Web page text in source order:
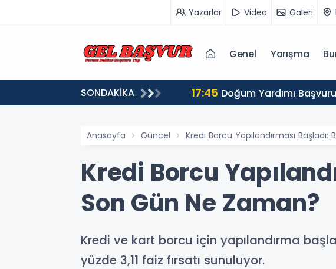
Yazarlar Video Galeri
Genel Yarışma
SONDAKİKA 17:45 Doğum Yardımı
Anasayfa Güncel Kredi Borcu Yapılandırması
Kredi Borcu
Son Gün Ne Zaman?
Kredi ve kart borcu için yapılandırma
yüzde 3,11 faiz fırsatı sunuluyor.